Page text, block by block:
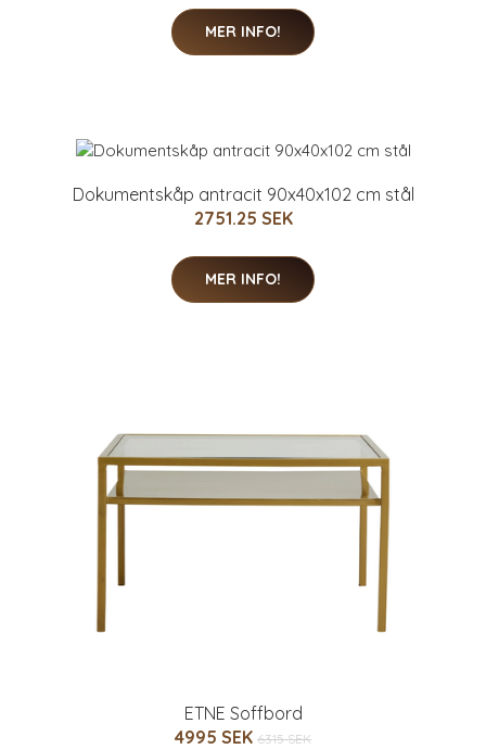
MER INFO!
Dokumentskåp antracit 90x40x102 cm stål
2751.25 SEK
MER INFO!
ETNE Soffbord
4995 SEK 6315 SEK